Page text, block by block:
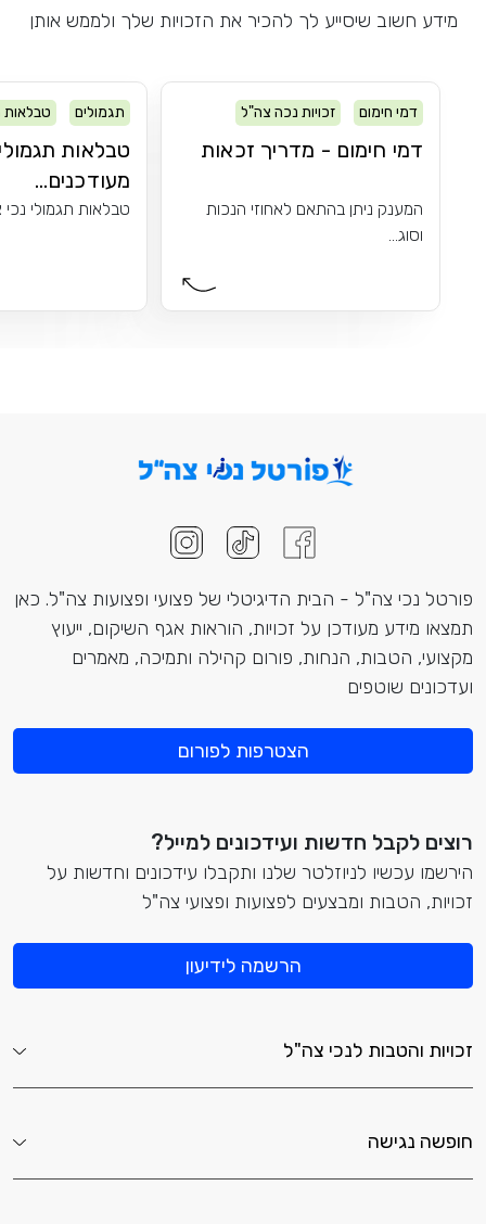
מידע חשוב שיסייע לך להכיר את הזכויות שלך ולממש אותן
דמי חימום זכויות נכה צה"ל
דמי חימום - מדריך זכאות
המענק ניתן בהתאם לאחוזי הנכות
וסוג...
תגמולים טבלאות
טבלאות
מעודכנים...
טבלאות תגמולי
פורטל נכי צה"ל - הבית הדיגיטלי של פצועי ופצועות צה"ל. כאן
תמצאו מידע מעודכן על זכויות, הוראות אגף השיקום, ייעוץ
מקצועי, הטבות, הנחות, פורום קהילה ותמיכה, מאמרים
ועדכונים שוטפים
הצטרפות לפורום
רוצים לקבל חדשות ועידכונים למייל?
הירשמו עכשיו לניוזלטר שלנו ותקבלו עידכונים וחדשות על
זכויות, הטבות ומבצעים לפצועות ופצועי צה"ל
הרשמה לידיעון
זכויות והטבות לנכי צה"ל
חופשה נגישה